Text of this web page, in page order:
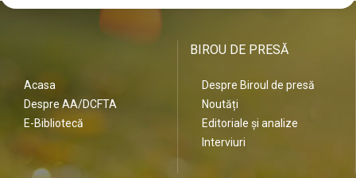
Acasa
Despre AA/DCFTA
E-Bibliotecă
BIROU DE PRESĂ
Despre Biroul de presă
Noutăți
Editoriale și analize
Interviuri